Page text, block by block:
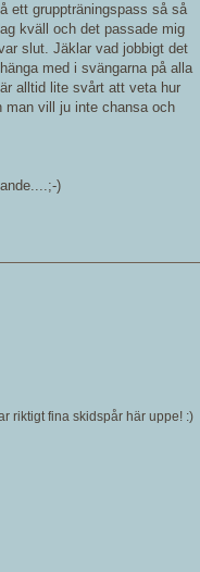
ett gruppträningspass så så
kväll och det passade mig
slut. Jäklar vad jobbigt det
med i svängarna på alla
alltid lite svårt att veta hur
man vill ju inte chansa och
)
riktigt fina skidspår här uppe! :)